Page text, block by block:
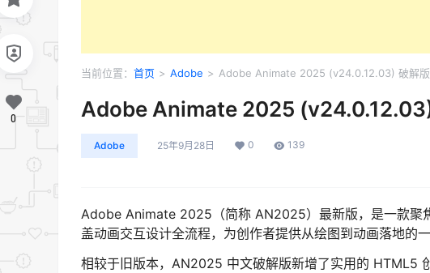
当前位置： 首页 > Adobe > Adobe Animate 2025 (v24.0.12.03) 破解版
Adobe Animate 2025
Adobe 25年9月28日 0 139
Adobe Animate 2025（简称 AN2025）最新版，是一款聚
盖动画交互设计全流程，为创作者提供从绘图到动画落地的一
相较于旧版本，AN2025 中文破解版新增了实用的 HTML5
0